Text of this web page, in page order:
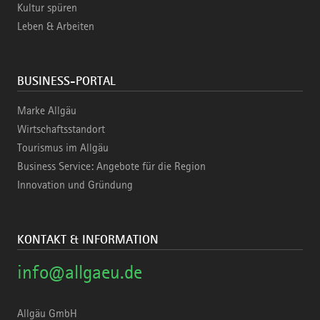
Kultur spüren
Leben & Arbeiten
BUSINESS-PORTAL
Marke Allgäu
Wirtschaftsstandort
Tourismus im Allgäu
Business Service: Angebote für die Region
Innovation und Gründung
KONTAKT & INFORMATION
info@allgaeu.de
Allgäu GmbH